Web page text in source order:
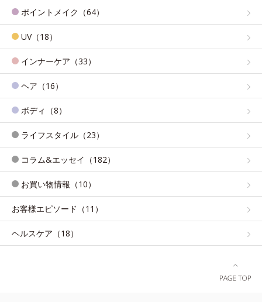
ポイントメイク（64）
UV（18）
インナーケア（33）
ヘア（16）
ボディ（8）
ライフスタイル（23）
コラム&エッセイ（182）
お買い物情報（10）
お客様エピソード（11）
ヘルスケア（18）